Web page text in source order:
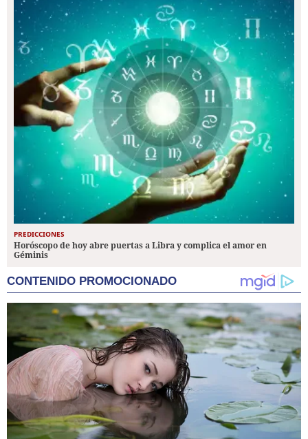
PREDICCIONES
Horóscopo de hoy abre puertas a Libra y complica el amor en
Géminis
CONTENIDO PROMOCIONADO